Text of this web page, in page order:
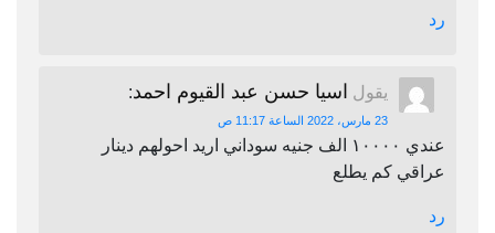
رد
يقول اسيا حسن عبد القيوم احمد:
23 مارس، 2022 الساعة 11:17 ص
عندي ١٠٠٠٠ الف جنيه سوداني اريد احولهم دينار
عراقي كم يطلع
رد